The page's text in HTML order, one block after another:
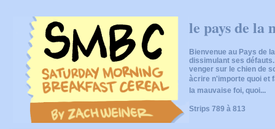
le pays de la
Bienvenue au Pays de
dissimulant ses
venger sur le chien de
àcrire n'importe quoi
la mauvaise foi, quoi...
Strips 789 à 813